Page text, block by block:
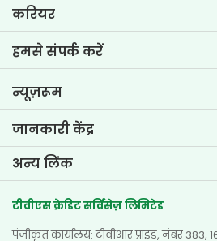
ईएमआई कैलकुलेटर
टू-व्हीलर लोन ईएमआई कैलकुलेटर
कार वैल्यूएशन टूल
करियर
टीवीएस क्रेडिट में जीवन
वर्तमान रिक्तियां
हमसे संपर्क करें
न्यूज़रूम
जानकारी केंद्र
ब्लॉग्स
अक्सर पूछे जाने वाले प्रश्न
टेस्टिमोनियल्स
फोटो गैलरी
अन्य लिंक
डीलर खोजें
साइटमैप
टीवीएस क्रेडिट सर्विसेज़ लिमिटेड
पंजीकृत कार्यालय: टीवीआर प्राइड, नंबर 383,